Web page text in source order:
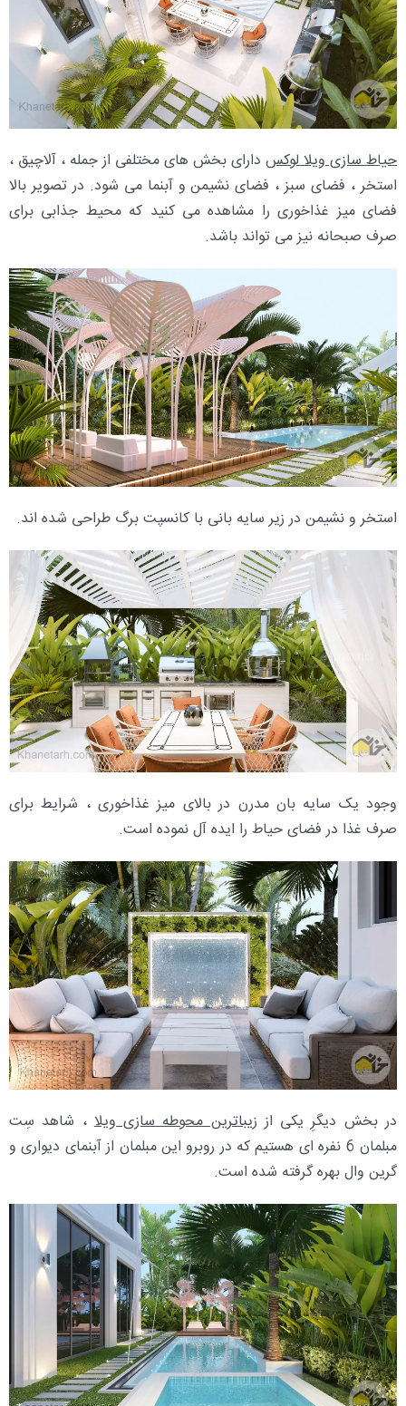
حیاط سازی ویلا لوکس دارای بخش های مختلفی از جمله ، آلاچیق ،
استخر ، فضای سبز ، فضای نشیمن و آبنما می شود. در تصویر بالا
فضای میز غذاخوری را مشاهده می کنید که محیط جذابی برای
صرف صبحانه نیز می تواند باشد.
استخر و نشیمن در زیر سایه بانی با کانسپت برگ طراحی شده اند.
وجود یک سایه بان مدرن در بالای میز غذاخوری ، شرایط برای
صرف غذا در فضای حیاط را ایده آل نموده است.
در بخش دیگرِ یکی از زیباترین محوطه سازی ویلا، شاهد سِت
مبلمان 6 نفره ای هستیم که در روبرو این مبلمان از آبنمای دیواری و
گرین وال بهره گرفته شده است.